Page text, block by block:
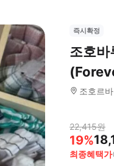
즉시확정
조호바
조호르
22,415원
19%
최종혜택가